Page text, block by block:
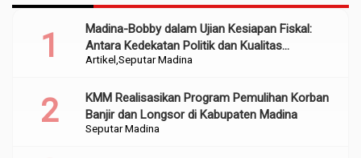
Artikel Seputar Madina
Madina-Bobby dalam Ujian Kesiapan Fiskal:
Antara Kedekatan Politik dan Kualitas
Perencanaan
Seputar Madina
KMM Realisasikan Program Pemulihan Korban
Banjir dan Longsor di Kabupaten Madina